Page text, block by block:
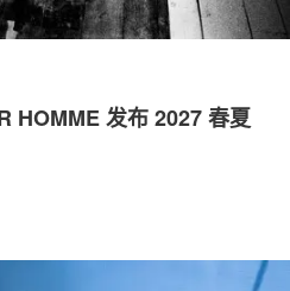
HOMME 发布 2027 春夏